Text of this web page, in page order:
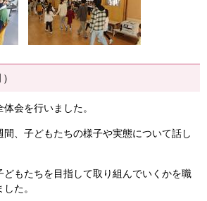
会を行いました。
間、子どもたちの様子や実態について話し
どもたちを目指して取り組んでいくかを職
た。